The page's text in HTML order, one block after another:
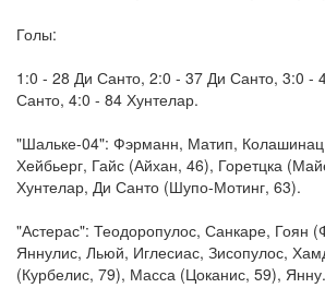
Голы:
1:0 - 28 Ди Санто, 2:0 - 37 Ди Санто, 3:0 -
Санто, 4:0 - 84 Хунтелар.
"Шальке-04": Фэрманн, Матип,
Хейбьерг, Гайс (Айхан, 46), Горетцка
Хунтелар, Ди Санто (Шупо-Мотинг, 63).
"Астерас": Теодоропулос, Санкаре, Гоян
Яннулис, Льюй, Иглесиас, Зисопулос,
(Курбелис, 79), Масса (Цоканис, 59), Янну.